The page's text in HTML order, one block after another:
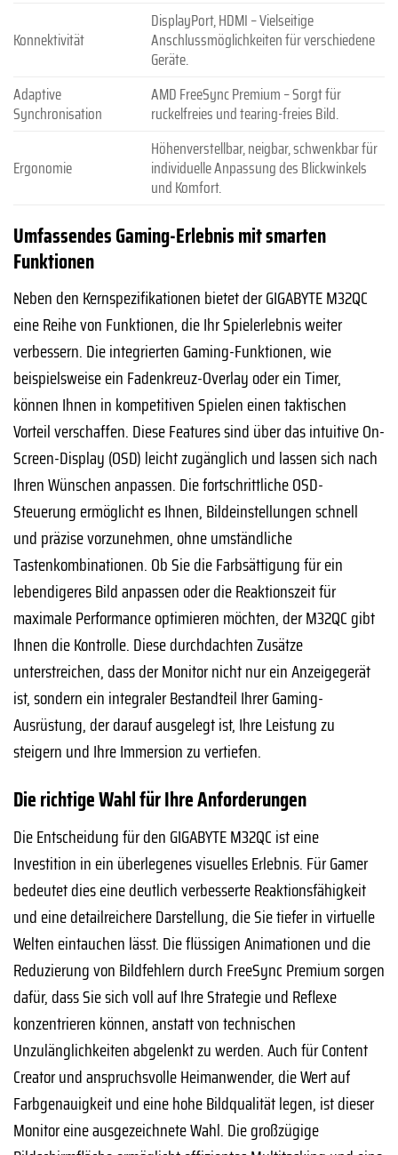
Konnektivität
DisplayPort, HDMI – Vielseitige
Anschlussmöglichkeiten für verschiedene
Geräte.
Adaptive
Synchronisation
AMD FreeSync Premium – Sorgt für
ruckelfreies und tearing-freies Bild.
Ergonomie
Höhenverstellbar, neigbar, schwenkbar für
individuelle Anpassung des Blickwinkels
und Komfort.
Umfassendes Gaming-Erlebnis mit smarten
Funktionen
Neben den Kernspezifikationen bietet der GIGABYTE M32QC
eine Reihe von Funktionen, die Ihr Spielerlebnis weiter
verbessern. Die integrierten Gaming-Funktionen, wie
beispielsweise ein Fadenkreuz-Overlay oder ein Timer,
können Ihnen in kompetitiven Spielen einen taktischen
Vorteil verschaffen. Diese Features sind über das intuitive On-
Screen-Display (OSD) leicht zugänglich und lassen sich nach
Ihren Wünschen anpassen. Die fortschrittliche OSD-
Steuerung ermöglicht es Ihnen, Bildeinstellungen schnell
und präzise vorzunehmen, ohne umständliche
Tastenkombinationen. Ob Sie die Farbsättigung für ein
lebendigeres Bild anpassen oder die Reaktionszeit für
maximale Performance optimieren möchten, der M32QC gibt
Ihnen die Kontrolle. Diese durchdachten Zusätze
unterstreichen, dass der Monitor nicht nur ein Anzeigegerät
ist, sondern ein integraler Bestandteil Ihrer Gaming-
Ausrüstung, der darauf ausgelegt ist, Ihre Leistung zu
steigern und Ihre Immersion zu vertiefen.
Die richtige Wahl für Ihre Anforderungen
Die Entscheidung für den GIGABYTE M32QC ist eine
Investition in ein überlegenes visuelles Erlebnis. Für Gamer
bedeutet dies eine deutlich verbesserte Reaktionsfähigkeit
und eine detailreichere Darstellung, die Sie tiefer in virtuelle
Welten eintauchen lässt. Die flüssigen Animationen und die
Reduzierung von Bildfehlern durch FreeSync Premium sorgen
dafür, dass Sie sich voll auf Ihre Strategie und Reflexe
konzentrieren können, anstatt von technischen
Unzulänglichkeiten abgelenkt zu werden. Auch für Content
Creator und anspruchsvolle Heimanwender, die Wert auf
Farbgenauigkeit und eine hohe Bildqualität legen, ist dieser
Monitor eine ausgezeichnete Wahl. Die großzügige